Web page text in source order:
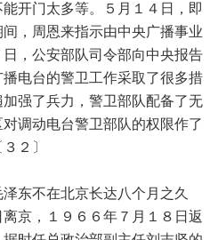
开门太多等。５月１４日，即
，周恩来指示由中央广播事业
，公安部队司令部向中央报告
电台的警卫工作采取了很多措
强了兵力，警卫部队配备了无
调动电台警卫部队的权限作了
２〕
不在北京长达八个月之久
离京，１９６６年７月１８日返